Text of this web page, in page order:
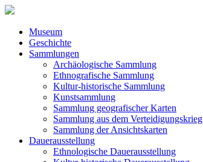
Museum
Geschichte
Sammlungen
Archäologische Sammlung
Ethnografische Sammlung
Kultur-historische Sammlung
Kunstsammlung
Sammlung geografischer Karten
Sammlung aus dem Verteidigungskrieg
Sammlung der Ansichtskarten
Dauerausstellung
Ethnologische Dauerausstellung